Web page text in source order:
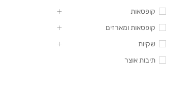
קופסאות
קופסאות ומארזים
שקיות
תיבות אוצר